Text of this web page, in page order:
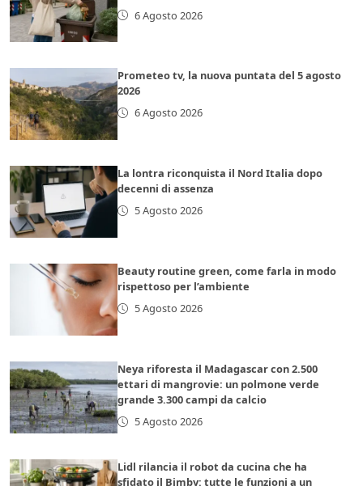
6 Agosto 2026
Prometeo tv, la nuova puntata del 5 agosto
2026
6 Agosto 2026
La lontra riconquista il Nord Italia dopo
decenni di assenza
5 Agosto 2026
Beauty routine green, come farla in modo
rispettoso per l’ambiente
5 Agosto 2026
Neya riforesta il Madagascar con 2.500
ettari di mangrovie: un polmone verde
grande 3.300 campi da calcio
5 Agosto 2026
Lidl rilancia il robot da cucina che ha
sfidato il Bimby: tutte le funzioni a un